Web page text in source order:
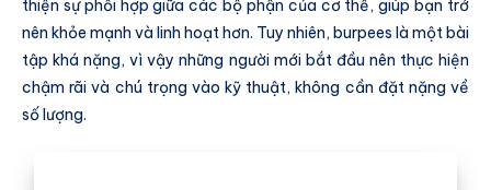
thiện sự phối hợp giữa các bộ phận của cơ thể, giúp bạn trở
nên khỏe mạnh và linh hoạt hơn. Tuy nhiên, burpees là một bài
tập khá nặng, vì vậy những người mới bắt đầu nên thực hiện
chậm rãi và chú trọng vào kỹ thuật, không cần đặt nặng về
số lượng.